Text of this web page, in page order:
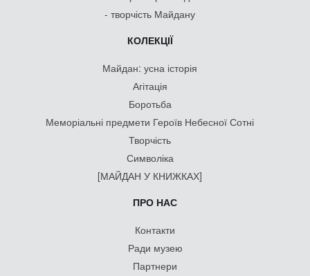
- творчість Майдану
КОЛЕКЦІЇ
Майдан: усна історія
Агітація
Боротьба
Меморіальні предмети Героїв Небесної Сотні
Творчість
Символіка
[МАЙДАН У КНИЖКАХ]
ПРО НАС
Контакти
Ради музею
Партнери